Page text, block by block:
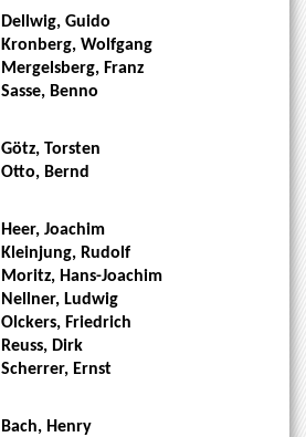
Dellwig, Guido
Kronberg, Wolfgang
Mergelsberg, Franz
Sasse, Benno
Götz, Torsten
Otto, Bernd
Heer, Joachim
Kleinjung, Rudolf
Moritz, Hans-Joachim
Nellner, Ludwig
Olckers, Friedrich
Reuss, Dirk
Scherrer, Ernst
Bach, Henry